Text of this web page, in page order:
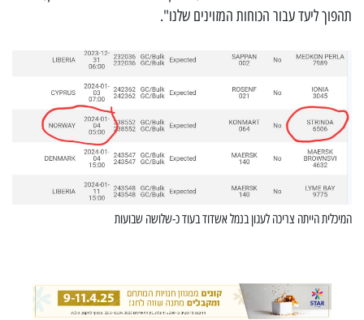
תהפוך ליעד עבור הכוחות המזוינים שלנו".
המיכלית הייתה צריכה לעגון בנמל אשדוד בעוד כ-שלושה שבועות